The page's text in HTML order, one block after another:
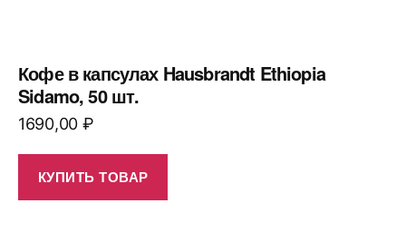
Кофе в капсулах Hausbrandt Ethiopia
Sidamo, 50 шт.
1690,00 ₽
КУПИТЬ ТОВАР